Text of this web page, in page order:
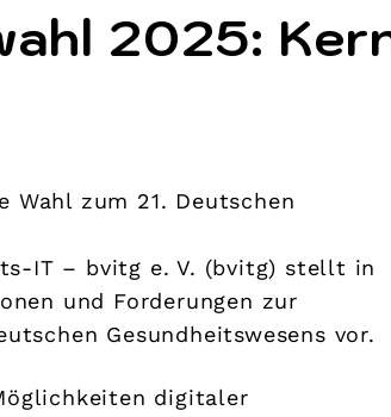
2025:
Wahl zum 21. Deutschen
IT – bvitg e. V. (bvitg) stellt in
und Forderungen zur
Gesundheitswesens vor.
digitaler